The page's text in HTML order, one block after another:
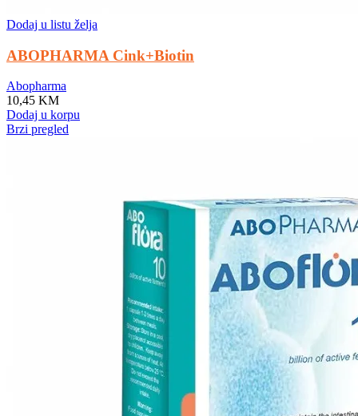
Dodaj u listu želja
ABOPHARMA Cink+Biotin
Abopharma
10,45 KM
Dodaj u korpu
Brzi pregled